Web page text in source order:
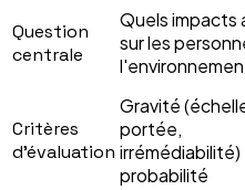
Question
centrale
Quels impacts
sur les
Critères
d'évaluation
Gravité
portée,
irrémédiabilité)
probabilité